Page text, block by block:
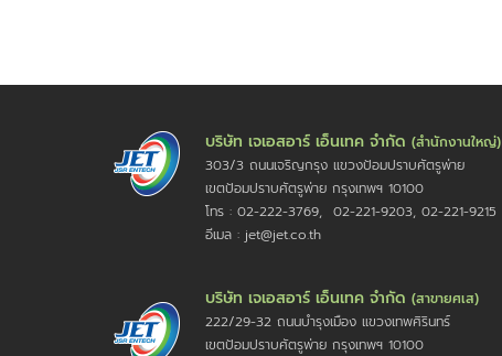
บริษัท เจเอสอาร์ เอ็นเทค จำกัด (สำนักงานใหญ่)
303/3 ถนนเจริญกรุง แขวงป้อมปราบศัตรูพ่าย
เขตป้อมปราบศัตรูพ่าย กรุงเทพฯ 10100
โทร : 02-222-3769, 02-221-9203, 02-221-9215
อีเมล : jet@jet.co.th
บริษัท เจเอสอาร์ เอ็นเทค จำกัด (สาขายศเส)
222/29-32 ถนนบำรุงเมือง แขวงเทพศิรินทร์
เขตป้อมปราบศัตรูพ่าย กรุงเทพฯ 10100